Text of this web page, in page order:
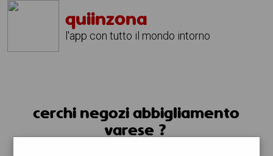
quiinzona
l'app con tutto il mondo intorno
cerchi negozi abbigliamento
varese ?